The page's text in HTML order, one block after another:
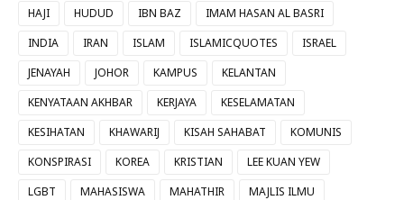
HAJI
HUDUD IBN BAZ
IMAM HASAN AL BASRI
INDIA
IRAN ISLAM ISLAMICQUOTES
ISRAEL
JENAYAH
JOHOR KAMPUS
KELANTAN
KENYATAAN AKHBAR
KERJAYA
KESELAMATAN
KESIHATAN
KHAWARIJ KISAH SAHABAT
KOMUNIS
KONSPIRASI
KOREA KRISTIAN
LEE KUAN YEW
LGBT
MAHASISWA MAHATHIR
MAJLIS ILMU